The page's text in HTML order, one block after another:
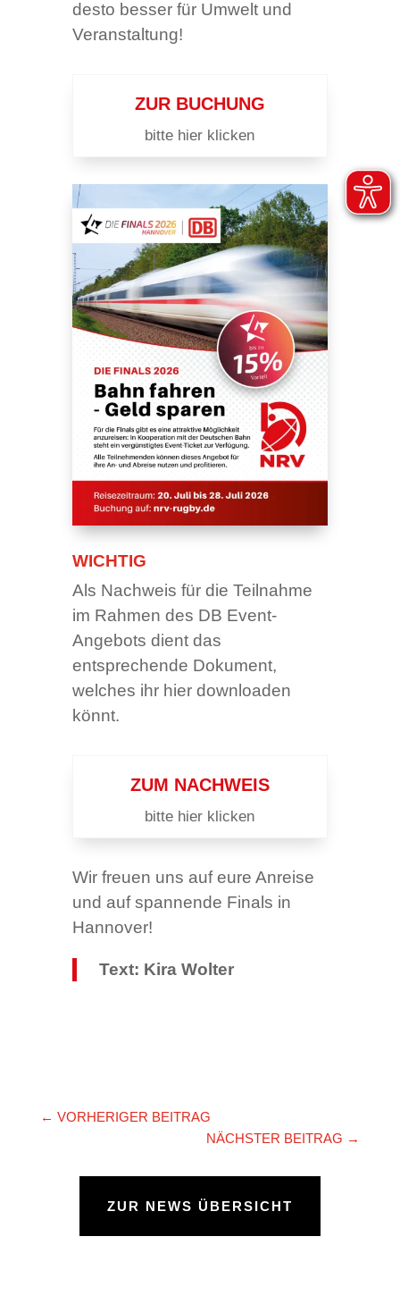
desto besser für Umwelt und
Veranstaltung!
ZUR BUCHUNG
bitte hier klicken
WICHTIG
Als Nachweis für die Teilnahme
im Rahmen des DB Event-
Angebots dient das
entsprechende Dokument,
welches ihr hier downloaden
könnt.
ZUM NACHWEIS
bitte hier klicken
Wir freuen uns auf eure Anreise
und auf spannende Finals in
Hannover!
Text: Kira Wolter
← VORHERIGER BEITRAG
NÄCHSTER BEITRAG →
ZUR NEWS ÜBERSICHT